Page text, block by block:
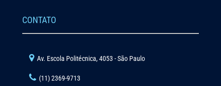
CONTATO
Av. Escola Politécnica, 4053 - São Paulo
(11) 2369-9713